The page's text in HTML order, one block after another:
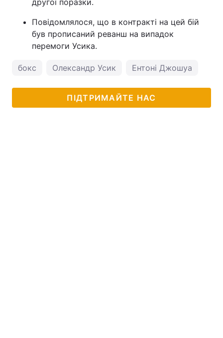
другої поразки.
Повідомлялося, що в контракті на цей бій
був прописаний реванш на випадок
перемоги Усика.
бокс Олександр Усик Ентоні Джошуа
ПІДТРИМАЙТЕ НАС